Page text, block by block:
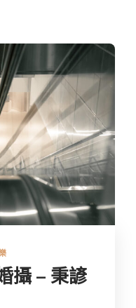
攝 – 秉諺